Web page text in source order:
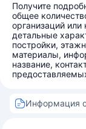
Получите
общее
организаций
детальные
постройки,
материалы,
название,
Информация